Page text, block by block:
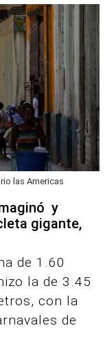
las Americas
y
gigante,
de 1.60
la de 3.45
con la
de